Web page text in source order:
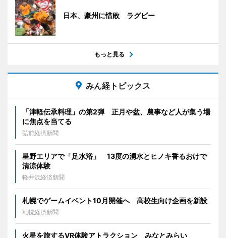
日本、豪州に惜敗 ラグビー
もっと見る
みん経トピックス
「津軽伝承料理」の第2弾 正月や盆、農事など人が集う場
に焦点を当てる
弘前経済新聞
星野エリアで「足水浴」 13度の湧水とヒノキ香るおけで
清涼体験
軽井沢経済新聞
札幌でゲームイベント10月開催へ 高校生向け企画を新設
札幌経済新聞
火星を旅するVR体験アトラクション みなとみらい